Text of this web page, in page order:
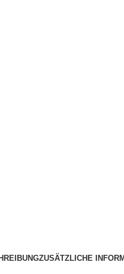
ZUSÄTZLICHE